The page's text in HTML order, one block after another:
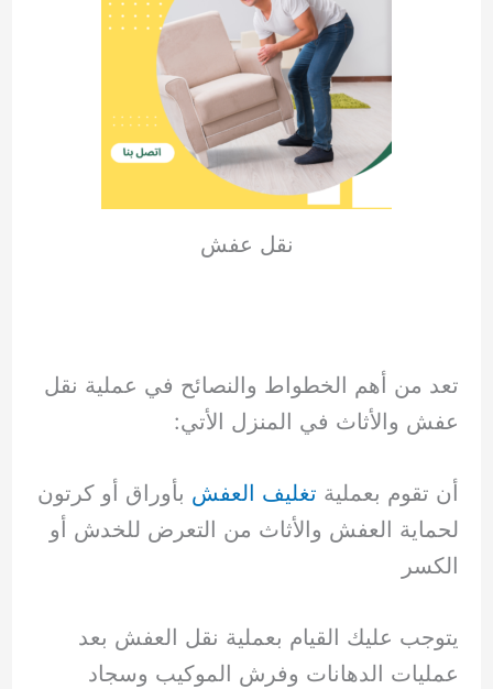
نقل عفش
تعد من أهم الخطواط والنصائح في عملية نقل
عفش والأثاث في المنزل الأتي:
أن تقوم بعملية تغليف العفش بأوراق أو كرتون
لحماية العفش والأثاث من التعرض للخدش أو
الكسر
يتوجب عليك القيام بعملية نقل العفش بعد
عمليات الدهانات وفرش الموكيب وسجاد